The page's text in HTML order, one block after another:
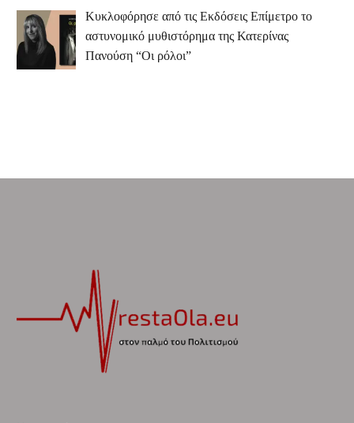
Κυκλοφόρησε από τις Εκδόσεις Επίμετρο το
αστυνομικό μυθιστόρημα της Κατερίνας
Πανούση “Οι ρόλοι”